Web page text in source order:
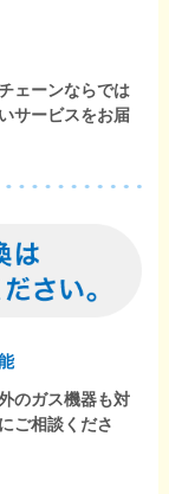
ェーンならでは
サービスをお届
のガス機器も対
ご相談くださ